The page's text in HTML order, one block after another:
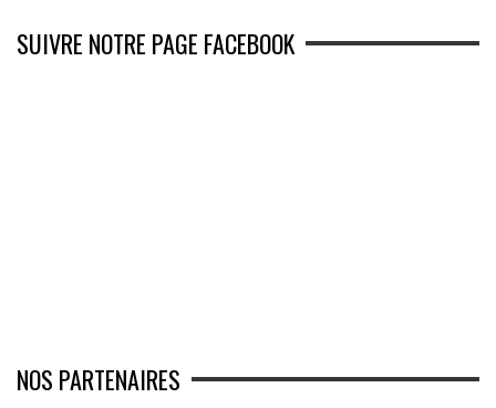
SUIVRE NOTRE PAGE FACEBOOK
NOS PARTENAIRES